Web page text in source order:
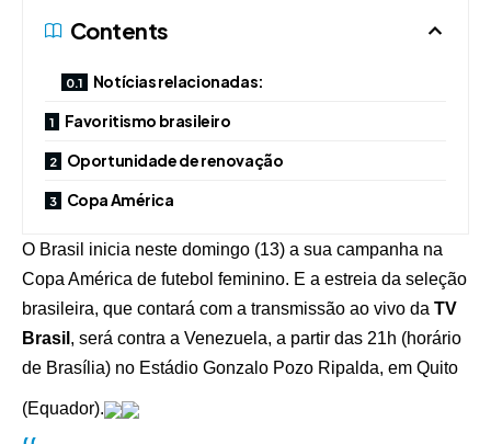
Contents
Notícias relacionadas:
Favoritismo brasileiro
Oportunidade de renovação
Copa América
O Brasil inicia neste domingo (13) a sua campanha na
Copa América de futebol feminino. E a estreia da seleção
brasileira, que contará com a transmissão ao vivo da TV
Brasil , será contra a Venezuela, a partir das 21h (horário
de Brasília) no Estádio Gonzalo Pozo Ripalda, em Quito
(Equador).